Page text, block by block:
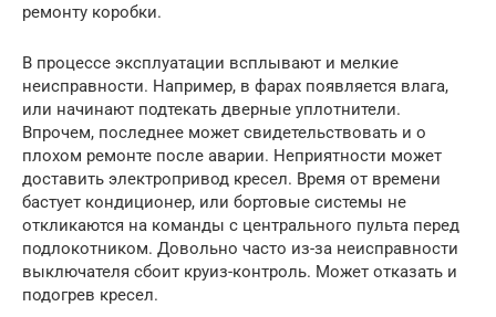
ремонту коробки.
В процессе эксплуатации всплывают и мелкие
неисправности. Например, в фарах появляется влага,
или начинают подтекать дверные уплотнители.
Впрочем, последнее может свидетельствовать и о
плохом ремонте после аварии. Неприятности может
доставить электропривод кресел. Время от времени
бастует кондиционер, или бортовые системы не
откликаются на команды с центрального пульта перед
подлокотником. Довольно часто из-за неисправности
выключателя сбоит круиз-контроль. Может отказать и
подогрев кресел.